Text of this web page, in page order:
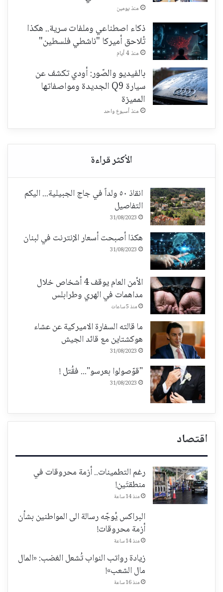
منذ يومين
ذكاء اصطناعي وملفات سرية.. هكذا
تُلاحق أميركا "ناشطي فلسطين"
منذ 4 أيام
بالفيديو والصّور: أودي تكشف عن
سيارة Q9 الجديدة ومواصفاتها
المميزة
منذ أسبوع واحد
انقاذ ٥٠ ولداً في جاج الجبيلية... اليكم
التفاصيل
31/08/2023
هكذا أصبحت أسعار الإنترنت في لبنان
31/08/2023
الأمن العام يوقف 4 أشخاص خلال
مداهمات في الهري وطرابلس
منذ 5 ساعات
ما قالته السفارة الاميركية عن عشاء
هوكشتاين مع قائد الجيش
31/08/2023
"قوّصولوا بعرسو"... فقُتل !
31/08/2023
اقتصاد
رغم التطمينات.. أزمة محروقات في
منطقتَين!
منذ 14 ساعة
البراكس يُوجّه رسالة الى المواطنين بشأن
أزمة محروقات!
منذ 14 ساعة
زيادة رواتب النواب تُشعل الغضب: «المال
مال الشعب»!
منذ 16 ساعة